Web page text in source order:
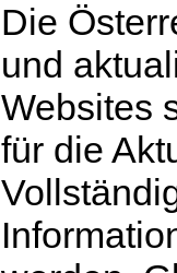
Die
und
Websites
für die